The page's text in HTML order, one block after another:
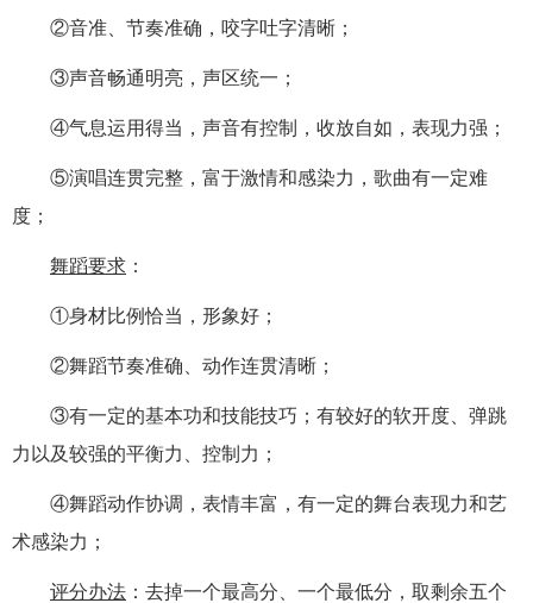
②音准、节奏准确，咬字吐字清晰；
③声音畅通明亮，声区统一；
④气息运用得当，声音有控制，收放自如，表现力强；
⑤演唱连贯完整，富于激情和感染力，歌曲有一定难
度；
舞蹈要求 ：
①身材比例恰当，形象好；
②舞蹈节奏准确、动作连贯清晰；
③有一定的基本功和技能技巧；有较好的软开度、弹跳
力以及较强的平衡力、控制力；
④舞蹈动作协调，表情丰富，有一定的舞台表现力和艺
术感染力；
评分办法 ：去掉一个最高分、一个最低分，取剩余五个